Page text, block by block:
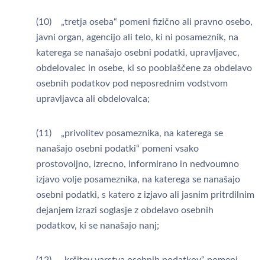
(10) „tretja oseba“ pomeni fizično ali pravno osebo,
javni organ, agencijo ali telo, ki ni posameznik, na
katerega se nanašajo osebni podatki, upravljavec,
obdelovalec in osebe, ki so pooblaščene za obdelavo
osebnih podatkov pod neposrednim vodstvom
upravljavca ali obdelovalca;
(11) „privolitev posameznika, na katerega se
nanašajo osebni podatki“ pomeni vsako
prostovoljno, izrecno, informirano in nedvoumno
izjavo volje posameznika, na katerega se nanašajo
osebni podatki, s katero z izjavo ali jasnim pritrdilnim
dejanjem izrazi soglasje z obdelavo osebnih
podatkov, ki se nanašajo nanj;